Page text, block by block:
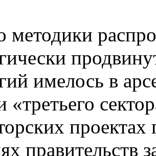
методики
имелось в
проектах
правительств